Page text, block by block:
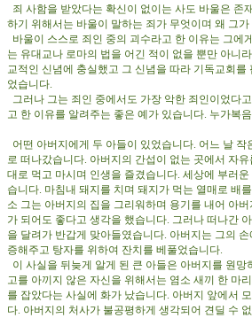
죄 사함을 받았다는 확신이 없이는 사도 바울은 존
하기 위해서는 바울이 말하는 죄가 무엇이며 왜 그
바울이 스스로 죄인 중의 괴수라고 한 이유는 그에
는 유대교나 로마의 법을 어긴 적이 없을 뿐만 아니
교적인 신념에 충실했고 그 신념을 따라 기독교회
었습니다.
그러나 그는 죄인 중에서도 가장 악한 죄인이었다
고 한 이유를 알려주는 좋은 예가 있습니다. 누가복
어떤 아버지에게 두 아들이 있었습니다. 어느 날
로 떠나갔습니다. 아버지의 간섭이 없는 곳에서 자
대로 먹고 마시며 인생을 즐겼습니다. 세상에 부러
습니다. 마침내 돼지를 치며 돼지가 먹는 열매로 배
소 그는 아버지의 집을 그리워하며 용기를 내어 아
가 되어도 좋다고 생각을 했습니다. 그러나 떠나간
을 달려가 반갑게 맞아들였습니다. 아버지는 그의
증해주고 탕자를 위하여 잔치를 베풀었습니다.
이 사실을 뒤늦게 알게 된 큰 아들은 아버지를 원
고를 아끼지 않은 자신을 위해서는 염소 새끼 한 마
를 잡았다는 사실에 화가 났습니다. 아버지 앞에서
다. 아버지의 처사가 불공평하게 생각되어 견딜 수